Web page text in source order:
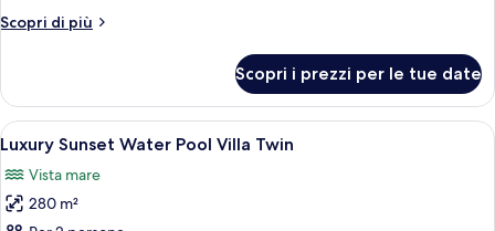
Water
Pool)
Scopri di più
Altri
Luxury
(Sunset
Water
with
Pool)
Scopri i prezzi per le tue date
Apri
tutte
le
foto
Una terrazza in legno con piscina
8
Luxury Sunset Water Pool Villa Twin
Vista mare
280 m²